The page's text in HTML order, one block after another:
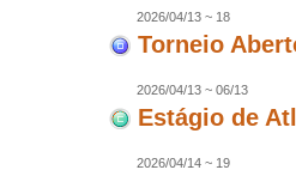
2026/04/13 ~ 18
Torneio
2026/04/13 ~ 06/13
Estágio de
2026/04/14 ~ 19